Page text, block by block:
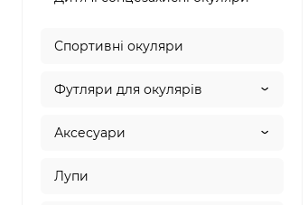
Спортивні окуляри
Футляри для окулярів
Аксесуари
Лупи